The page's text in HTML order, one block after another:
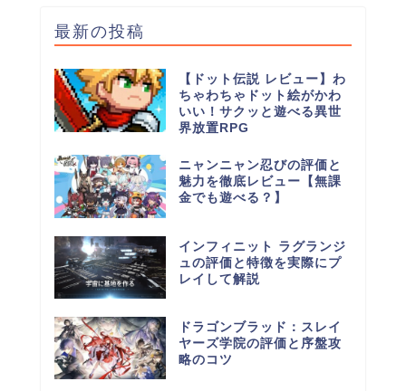
最新の投稿
【ドット伝説 レビュー】わ
ちゃわちゃドット絵がかわ
いい！サクッと遊べる異世
界放置RPG
ニャンニャン忍びの評価と
魅力を徹底レビュー【無課
金でも遊べる？】
インフィニット ラグランジ
ュの評価と特徴を実際にプ
レイして解説
ドラゴンブラッド：スレイ
ヤーズ学院の評価と序盤攻
略のコツ